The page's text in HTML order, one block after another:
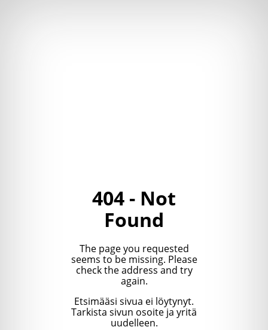
404 - Not
Found
The page you requested
seems to be missing. Please
check the address and try
again.
Etsimääsi sivua ei löytynyt.
Tarkista sivun osoite ja yritä
uudelleen.